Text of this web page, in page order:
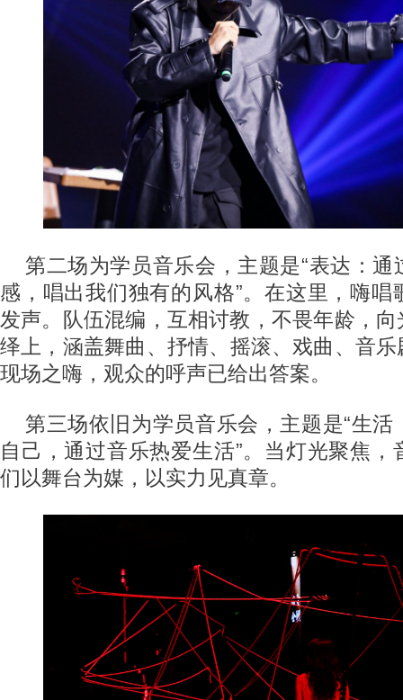
第二场为学员音乐会，主题是“表达：
感，唱出我们独有的风格”。在这里，嗨唱
发声。队伍混编，互相讨教，不畏年龄，
绎上，涵盖舞曲、抒情、摇滚、戏曲、音
现场之嗨，观众的呼声已给出答案。
第三场依旧为学员音乐会，主题是“生
自己，通过音乐热爱生活”。当灯光聚焦
们以舞台为媒，以实力见真章。